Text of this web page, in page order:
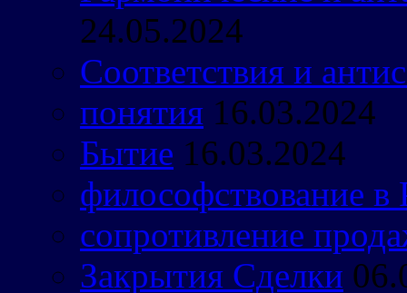
24.05.2024
Соответствия и
понятия 16.03.2024
Бытие 16.03.2024
философствование в
сопротивление
Закрытия Сделки